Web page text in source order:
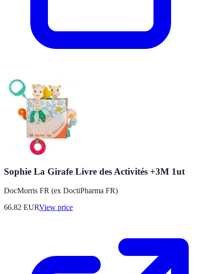
Sophie La Girafe Livre des Activités +3M 1ut
DocMorris FR (ex DoctiPharma FR)
66.82 EURView price